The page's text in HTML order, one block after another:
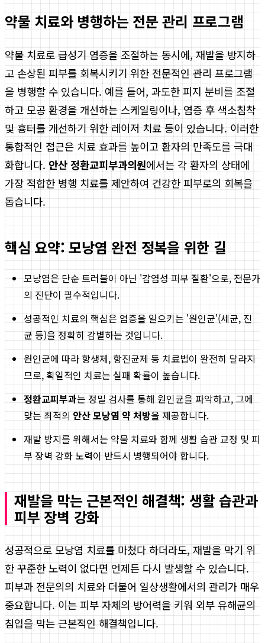
약물 치료와 병행하는 전문 관리 프로그램
약물 치료로 급성기 염증을 조절하는 동시에, 재발을 방지하
고 손상된 피부를 회복시키기 위한 전문적인 관리 프로그램
을 병행할 수 있습니다. 예를 들어, 과도한 피지 분비를 조절
하고 모공 환경을 개선하는 스케일링이나, 염증 후 색소침착
및 흉터를 개선하기 위한 레이저 치료 등이 있습니다. 이러한
통합적인 접근은 치료 효과를 높이고 환자의 만족도를 극대
화합니다. 안산 정환교피부과의원에서는 각 환자의 상태에
가장 적합한 병행 치료를 제안하여 건강한 피부로의 회복을
돕습니다.
핵심 요약: 모낭염 완전 정복을 위한 길
모낭염은 단순 트러블이 아닌 '감염성 피부 질환'으로, 전문가
의 진단이 필수적입니다.
성공적인 치료의 핵심은 염증을 일으키는 '원인균'(세균, 진
균 등)을 정확히 감별하는 것입니다.
원인균에 따라 항생제, 항진균제 등 치료법이 완전히 달라지
므로, 획일적인 치료는 실패 확률이 높습니다.
정환교피부과는 정밀 검사를 통해 원인균을 파악하고, 그에
맞는 최적의 안산 모낭염 약 처방을 제공합니다.
재발 방지를 위해서는 약물 치료와 함께 생활 습관 교정 및 피
부 장벽 강화 노력이 반드시 병행되어야 합니다.
재발을 막는 근본적인 해결책: 생활 습관과
피부 장벽 강화
성공적으로 모낭염 치료를 마쳤다 하더라도, 재발을 막기 위
한 꾸준한 노력이 없다면 언제든 다시 발생할 수 있습니다.
피부과 전문의의 치료와 더불어 일상생활에서의 관리가 매우
중요합니다. 이는 피부 자체의 방어력을 키워 외부 유해균의
침입을 막는 근본적인 해결책입니다.